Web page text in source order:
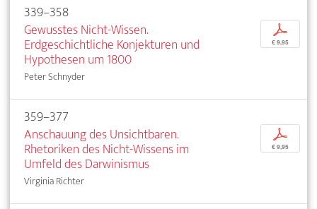
339–358
Gewusstes Nicht-Wissen.
Erdgeschichtliche Konjekturen und
Hypothesen um 1800
Peter Schnyder
p
€ 9,95
359–377
Anschauung des Unsichtbaren.
Rhetoriken des Nicht-Wissens im
Umfeld des Darwinismus
Virginia Richter
p
€ 9,95